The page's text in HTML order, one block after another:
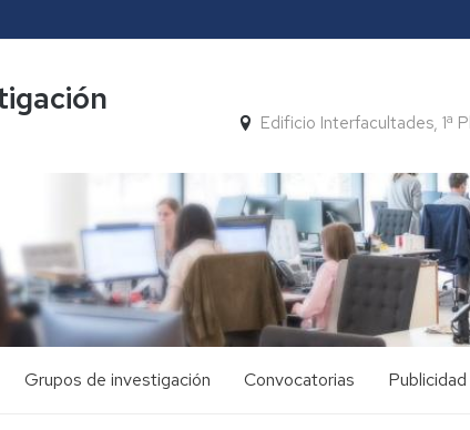
Edificio Interfacultades, 1ª
Grupos de investigación Convocatorias